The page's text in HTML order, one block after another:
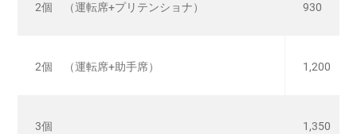
2個 （運転席+プリテンショナ）
2個 （運転席+助手席）
3個
930
1,200
1,350